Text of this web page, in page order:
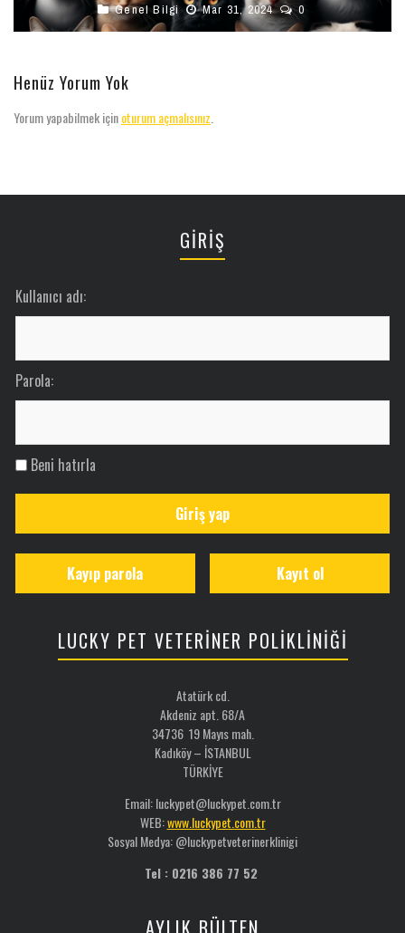
Genel Bilgi Mar 31, 2024 0
Henüz Yorum Yok
Yorum yapabilmek içinoturum açmalısınız
GİRİŞ
Kullanıcı adı:
Parola:
Beni hatırla
Giriş yap
Kayıt ol
Kayıp parola
LUCKY PET VETERİNER POLİKLİNİĞİ
Atatürk cd.
Akdeniz apt. 68/A
34736 19 Mayıs mah.
Kadıköy – İSTANBUL
TÜRKİYE
Email: luckypet@luckypet.com.tr
WEB:www.luckypet.com.tr
Sosyal Medya: @luckypetveterinerklinigi
Tel : 0216 386 77 52
AYLIK BÜLTEN